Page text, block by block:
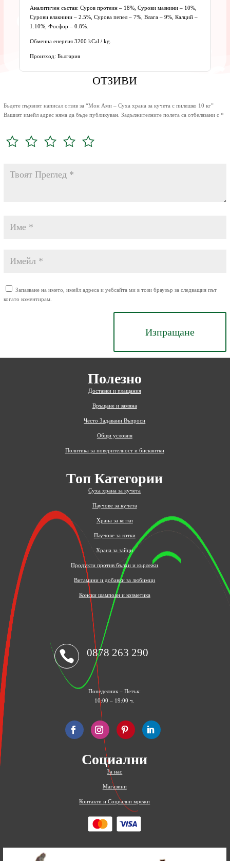
Аналитичен състав: Суров протеин – 18%, Сурови мазнини – 10%,
Сурови влакнини – 2.5%, Сурова пепел – 7%, Влага – 9%, Калций –
1.10%, Фосфор – 0.8%.
Обменна енергия 3200 kCal / kg.
Произход: България
ОТЗИВИ
Бъдете първият написал отзив за “Мон Ами – Суха храна за кучета с пилешко 10 кг”
Вашият имейл адрес няма да бъде публикуван. Задължителните полета са отбелязани с *
Запазване на името, имейл адреса и уебсайта ми в този браузър за следващия път
когато коментирам.
Изпращане
Полезно
Доставки и плащания
Връщане и замяна
Често Задавани Въпроси
Общи условия
Политика за поверителност и бисквитки
Топ Категории
Суха храна за кучета
Паучове за кучета
Храна за котки
Паучове за котки
Храна за зайци
Продукти против бълхи и кърлежи
Витамини и добавки за любимци
Конски шампоан и козметика
 0878 263 290
Понеделник – Петък:
10:00 – 19:00 ч.
Социални
За нас
Магазини
Контакти и Социални мрежи